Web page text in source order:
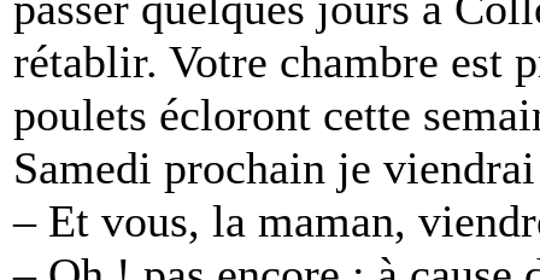
rétablir. Votre chambre est
poulets écloront cette
Samedi prochain je
– Et vous, la maman,